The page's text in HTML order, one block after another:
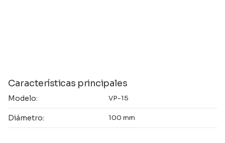
Características principales
Modelo: VP-15
Diámetro: 100 mm